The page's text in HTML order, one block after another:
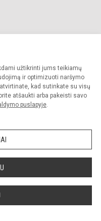
užtikrinti jums teikiamų
ir optimizuoti naršymo
kad sutinkate su visų
atšaukti arba pakeisti savo
puslapyje.
Visos teisės saugomos.
sutikimo griežtai draudžiama.
valdymas